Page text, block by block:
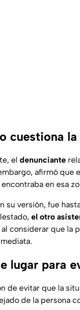
cuestiona
el denunciante
afirmó que
en esa
su versión, fue
el otro
considerar que la
lugar para
de evitar que la
de la persona